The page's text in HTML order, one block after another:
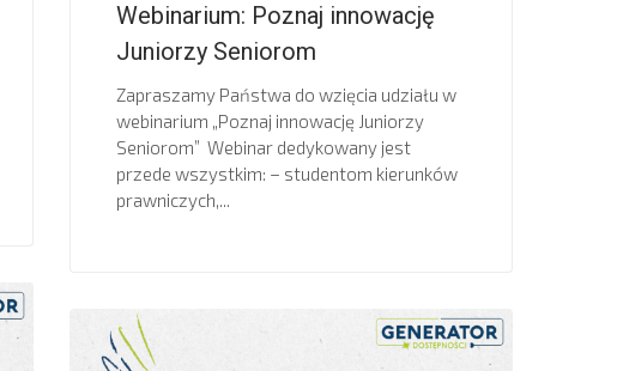
Webinarium: Poznaj innowację
Juniorzy Seniorom
Zapraszamy Państwa do wzięcia udziału w
webinarium „Poznaj innowację Juniorzy
Seniorom” Webinar dedykowany jest
przede wszystkim: – studentom kierunków
prawniczych,...